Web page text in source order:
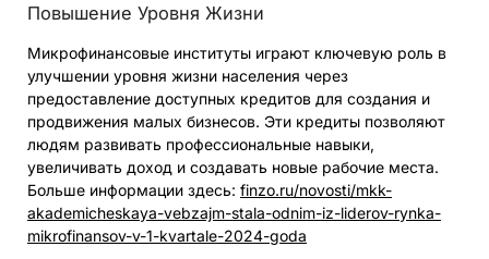
Повышение Уровня Жизни
Микрофинансовые институты играют ключевую роль в
улучшении уровня жизни населения через
предоставление доступных кредитов для создания и
продвижения малых бизнесов. Эти кредиты позволяют
людям развивать профессиональные навыки,
увеличивать доход и создавать новые рабочие места.
Больше информации здесь: finzo.ru/novosti/mkk-
akademicheskaya-vebzajm-stala-odnim-iz-liderov-rynka-
mikrofinansov-v-1-kvartale-2024-goda